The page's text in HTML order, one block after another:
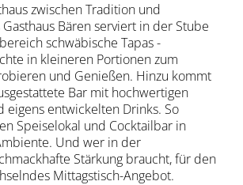
zwischen Tradition und
Gasthaus Bären serviert in der Stube
schwäbische Tapas -
in kleineren Portionen zum
und Genießen. Hinzu kommt
Bar mit hochwertigen
eigens entwickelten Drinks. So
Speiselokal und Cocktailbar in
Und wer in der
Stärkung braucht, für den
Mittagstisch-Angebot.